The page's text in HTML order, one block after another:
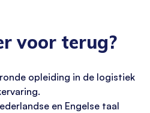
voor terug?
opleiding in de logistiek
en Engelse taal